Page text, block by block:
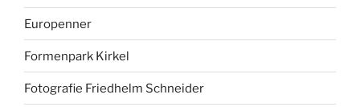
Europenner
Formenpark Kirkel
Fotografie Friedhelm Schneider